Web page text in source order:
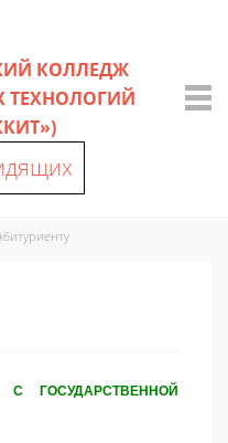
КОЛЛЕДЖ
С ГОСУДАРСТВЕННОЙ